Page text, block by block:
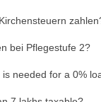
bei Pflegestufe 2?
needed for a 0%